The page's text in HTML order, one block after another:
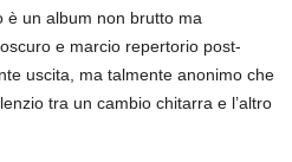
è un album non brutto ma
e marcio repertorio post-
uscita, ma talmente anonimo che
tra un cambio chitarra e l’altro